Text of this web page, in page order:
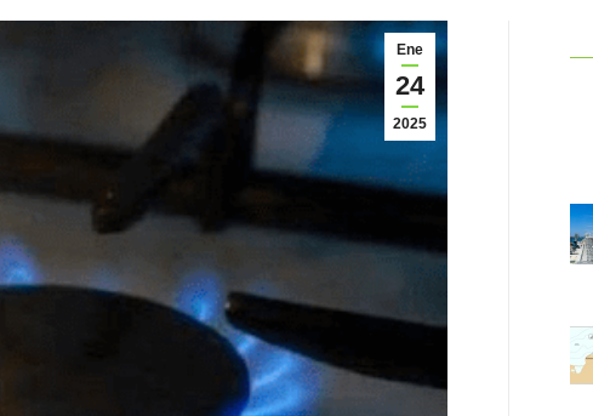
Ene
24
2025